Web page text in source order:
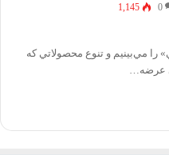
0
1,145
را مي‌بينيم و تنوع محصولاتي كه
عرضه…